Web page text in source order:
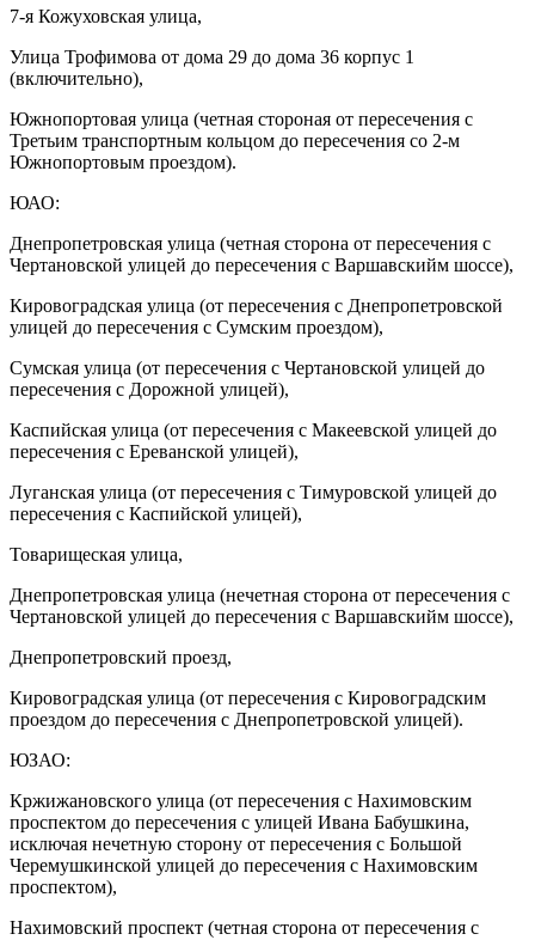
7-я Кожуховская улица,
Улица Трофимова от дома 29 до дома 36 корпус 1
(включительно),
Южнопортовая улица (четная стороная от пересечения с
Третьим транспортным кольцом до пересечения со 2-м
Южнопортовым проездом).
ЮАО:
Днепропетровская улица (четная сторона от пересечения с
Чертановской улицей до пересечения с Варшавскийм шоссе),
Кировоградская улица (от пересечения с Днепропетровской
улицей до пересечения с Сумским проездом),
Сумская улица (от пересечения с Чертановской улицей до
пересечения с Дорожной улицей),
Каспийская улица (от пересечения с Макеевской улицей до
пересечения с Ереванской улицей),
Луганская улица (от пересечения с Тимуровской улицей до
пересечения с Каспийской улицей),
Товарищеская улица,
Днепропетровская улица (нечетная сторона от пересечения с
Чертановской улицей до пересечения с Варшавскийм шоссе),
Днепропетровский проезд,
Кировоградская улица (от пересечения с Кировоградским
проездом до пересечения с Днепропетровской улицей).
ЮЗАО:
Кржижановского улица (от пересечения с Нахимовским
проспектом до пересечения с улицей Ивана Бабушкина,
исключая нечетную сторону от пересечения с Большой
Черемушкинской улицей до пересечения с Нахимовским
проспектом),
Нахимовский проспект (четная сторона от пересечения с